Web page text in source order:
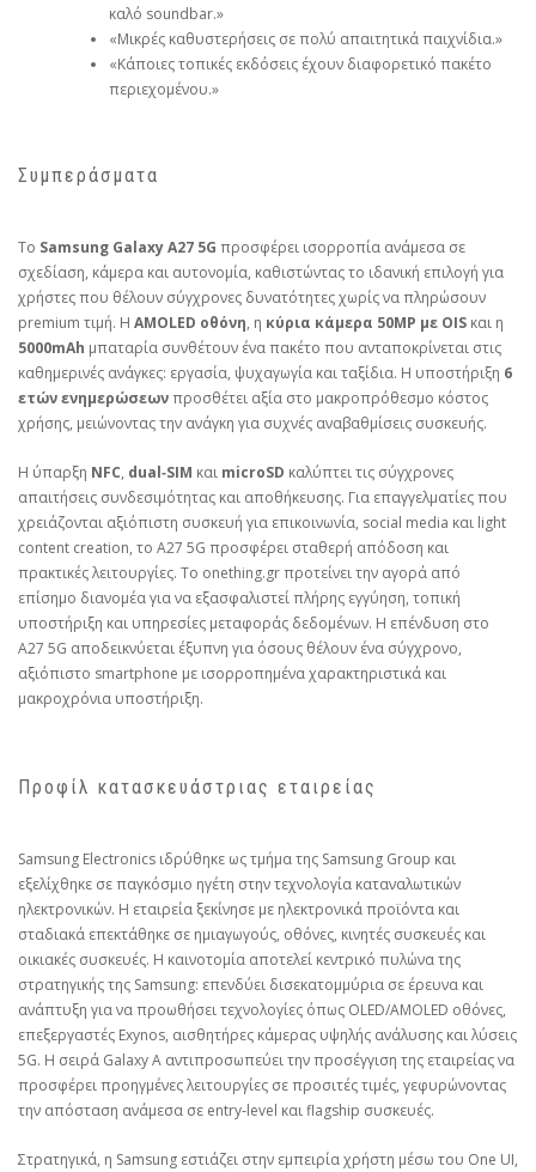
καλό soundbar.»
«Μικρές καθυστερήσεις σε πολύ απαιτητικά παιχνίδια.»
«Κάποιες τοπικές εκδόσεις έχουν διαφορετικό πακέτο
περιεχομένου.»
Συμπεράσματα
Το Samsung Galaxy A27 5G προσφέρει ισορροπία ανάμεσα σε
σχεδίαση, κάμερα και αυτονομία, καθιστώντας το ιδανική επιλογή για
χρήστες που θέλουν σύγχρονες δυνατότητες χωρίς να πληρώσουν
premium τιμή. Η AMOLED οθόνη, η κύρια κάμερα 50MP με OIS και η
5000mAh μπαταρία συνθέτουν ένα πακέτο που ανταποκρίνεται στις
καθημερινές ανάγκες: εργασία, ψυχαγωγία και ταξίδια. Η υποστήριξη 6
ετών ενημερώσεωνπροσθέτει αξία στο μακροπρόθεσμο κόστος
χρήσης, μειώνοντας την ανάγκη για συχνές αναβαθμίσεις συσκευής.
Η ύπαρξη NFC, dual‑SIM και microSD καλύπτει τις σύγχρονες
απαιτήσεις συνδεσιμότητας και αποθήκευσης. Για επαγγελματίες που
χρειάζονται αξιόπιστη συσκευή για επικοινωνία, social media και light
content creation, το A27 5G προσφέρει σταθερή απόδοση και
πρακτικές λειτουργίες. Το onething.gr προτείνει την αγορά από
επίσημο διανομέα για να εξασφαλιστεί πλήρης εγγύηση, τοπική
υποστήριξη και υπηρεσίες μεταφοράς δεδομένων. Η επένδυση στο
A27 5G αποδεικνύεται έξυπνη για όσους θέλουν ένα σύγχρονο,
αξιόπιστο smartphone με ισορροπημένα χαρακτηριστικά και
μακροχρόνια υποστήριξη.
Προφίλ κατασκευάστριας εταιρείας
Samsung Electronics ιδρύθηκε ως τμήμα της Samsung Group και
εξελίχθηκε σε παγκόσμιο ηγέτη στην τεχνολογία καταναλωτικών
ηλεκτρονικών. Η εταιρεία ξεκίνησε με ηλεκτρονικά προϊόντα και
σταδιακά επεκτάθηκε σε ημιαγωγούς, οθόνες, κινητές συσκευές και
οικιακές συσκευές. Η καινοτομία αποτελεί κεντρικό πυλώνα της
στρατηγικής της Samsung: επενδύει δισεκατομμύρια σε έρευνα και
ανάπτυξη για να προωθήσει τεχνολογίες όπως OLED/AMOLED οθόνες,
επεξεργαστές Exynos, αισθητήρες κάμερας υψηλής ανάλυσης και λύσεις
5G. Η σειρά Galaxy A αντιπροσωπεύει την προσέγγιση της εταιρείας να
προσφέρει προηγμένες λειτουργίες σε προσιτές τιμές, γεφυρώνοντας
την απόσταση ανάμεσα σε entry‑level και flagship συσκευές.
Στρατηγικά, η Samsung εστιάζει στην εμπειρία χρήστη μέσω του One UI,